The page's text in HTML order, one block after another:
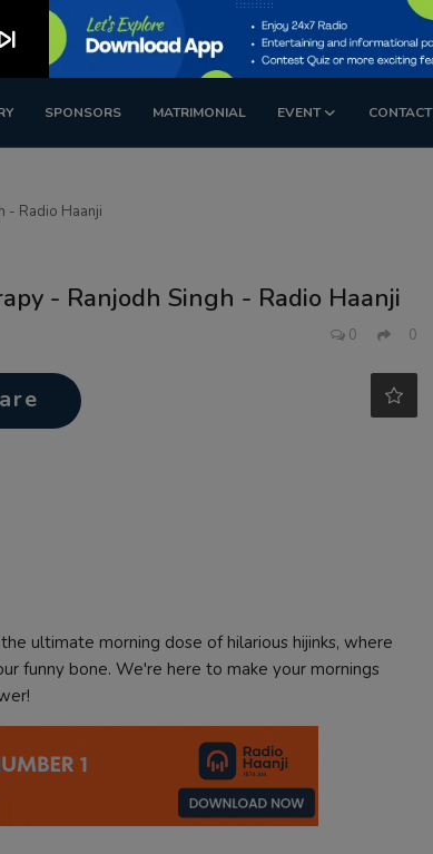
SPONSORS MATRIMONIAL EVENT CONTACT
- Radio Haanji
- Ranjodh Singh - Radio Haanji
0 0
ultimate morning dose of hilarious hijinks, where
funny bone. We're here to make your mornings